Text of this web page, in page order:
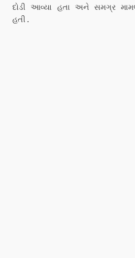
દોડી આવ્યા હતા અને સમગ્ર
હતી.